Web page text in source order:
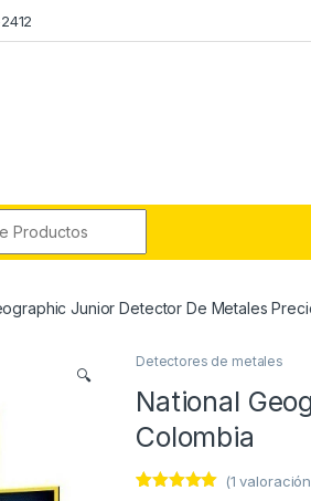
Junior Detector De Metales
🔍
Detectores de metales
National
Colombia
(1